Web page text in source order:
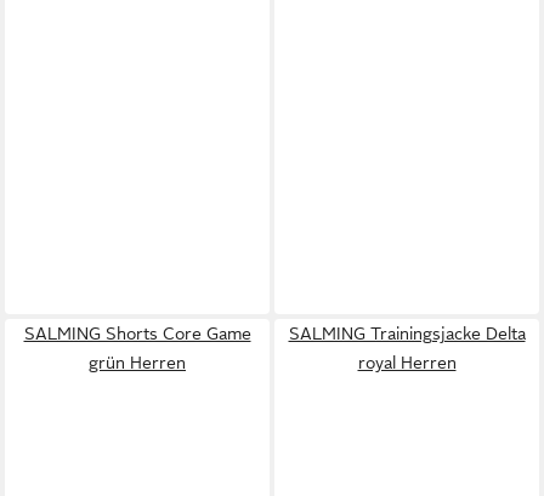
SALMING Shorts Core Game
grün Herren
SALMING Trainingsjacke Delta
royal Herren